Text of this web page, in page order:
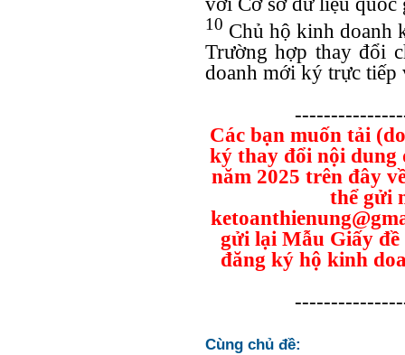
10 Chủ hộ kinh doanh
Trường hợp thay đổi
doanh mới ký trực tiếp
Các bạn muốn tải
ký thay đổi nội dung
năm 2025 trên đây
thể gửi
gửi lại Mẫu Giấy
đăng ký hộ kinh
Cùng chủ đề: